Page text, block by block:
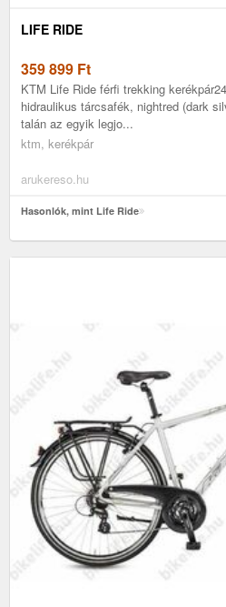
LIFE RIDE
359 899 Ft
KTM Life Ride férfi trekking
hidraulikus tárcsafék, nightred (dark
talán az egyik legjo...
ktm, kerékpár
arukereso.hu
Hasonlók, mint Life Ride